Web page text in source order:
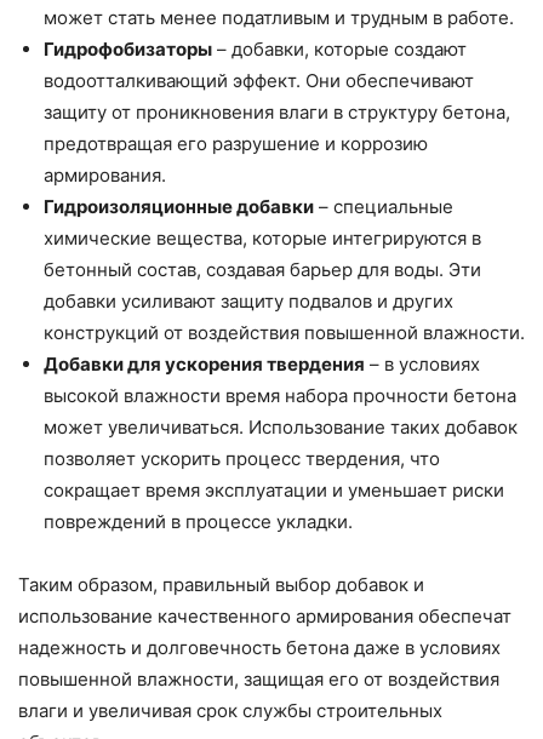
может стать менее податливым и трудным в работе.
Гидрофобизаторы – добавки, которые создают
водоотталкивающий эффект. Они обеспечивают
защиту от проникновения влаги в структуру бетона,
предотвращая его разрушение и коррозию
армирования.
Гидроизоляционные добавки – специальные
химические вещества, которые интегрируются в
бетонный состав, создавая барьер для воды. Эти
добавки усиливают защиту подвалов и других
конструкций от воздействия повышенной влажности.
Добавки для ускорения твердения – в условиях
высокой влажности время набора прочности бетона
может увеличиваться. Использование таких добавок
позволяет ускорить процесс твердения, что
сокращает время эксплуатации и уменьшает риски
повреждений в процессе укладки.
Таким образом, правильный выбор добавок и
использование качественного армирования обеспечат
надежность и долговечность бетона даже в условиях
повышенной влажности, защищая его от воздействия
влаги и увеличивая срок службы строительных